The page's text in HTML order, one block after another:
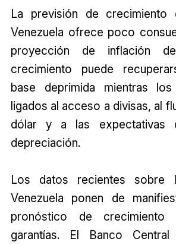
La previsión de crecimiento
Venezuela ofrece poco
proyección de inflación
crecimiento puede
base deprimida mientras
ligados al acceso a divisas, al
dólar y a las expectativas
depreciación.
Los datos recientes sobre
Venezuela ponen de
pronóstico de crecimiento
garantías. El Banco Central